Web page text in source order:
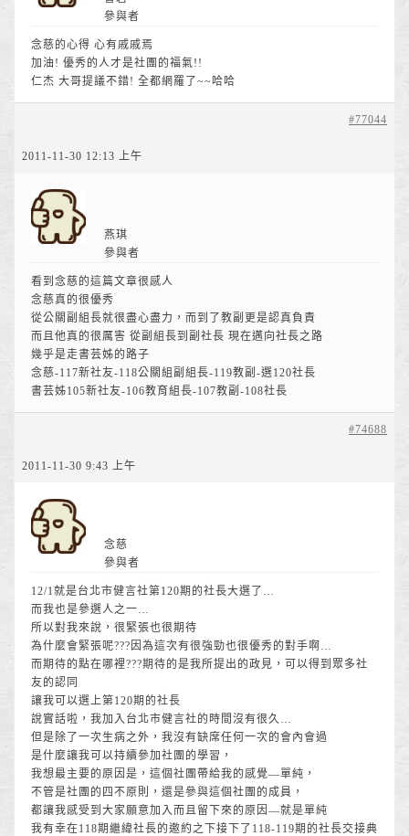
參與者
念慈的心得 心有戚戚焉
加油! 優秀的人才是社團的福氣!!
仁杰 大哥提議不錯! 全都網羅了~~哈哈
2011-11-30 12:13 上午
#77044
燕琪
參與者
看到念慈的這篇文章很感人
念慈真的很優秀
從公關副組長就很盡心盡力，而到了教副更是認真負責
而且他真的很厲害 從副組長到副社長 現在邁向社長之路
幾乎是走書芸姊的路子
念慈-117新社友-118公關組副組長-119教副-選120社長
書芸姊105新社友-106教育組長-107教副-108社長
2011-11-30 9:43 上午
#74688
念慈
參與者
12/1就是台北市健言社第120期的社長大選了…
而我也是參選人之一…
所以對我來說，很緊張也很期待
為什麼會緊張呢???因為這次有很強勁也很優秀的對手啊…
而期待的點在哪裡???期待的是我所提出的政見，可以得到眾多社
友的認同
讓我可以選上第120期的社長
說實話啦，我加入台北市健言社的時間沒有很久…
但是除了一次生病之外，我沒有缺席任何一次的會內會過
是什麼讓我可以持續參加社團的學習，
我想最主要的原因是，這個社團帶給我的感覺—單純，
不管是社團的四不原則，還是參與這個社團的成員，
都讓我感受到大家願意加入而且留下來的原因—就是單純
我有幸在118期繼緯社長的邀約之下接下了118-119期的社長交接典